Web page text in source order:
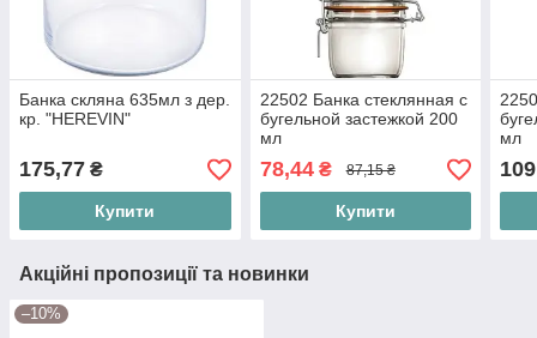
Банка скляна 635мл з дер.
кр. "HEREVIN"
175,77 ₴
Купити
22502 Банка стеклянная с
бугельной застежкой 200
мл
78,44₴ 87,15 ₴
Купити
мл
Акційні пропозиції та новинки
–10%